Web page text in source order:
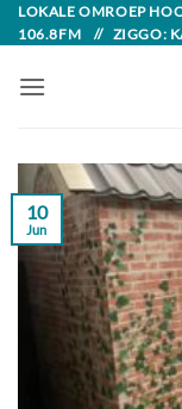
Skip
to
content
LOKALE OMROEP
106.8FM // ZIGGO:
10
Jun